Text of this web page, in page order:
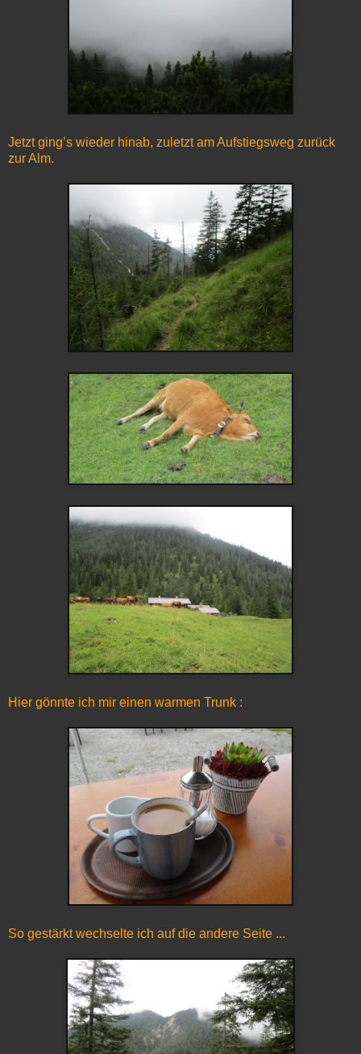
Jetzt ging’s wieder hinab, zuletzt am Aufstiegsweg zurück
zur Alm.
Hier gönnte ich mir einen warmen Trunk :
So gestärkt wechselte ich auf die andere Seite ...